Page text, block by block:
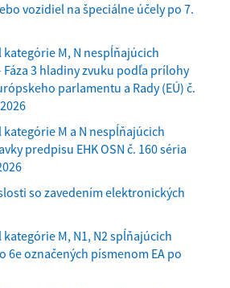
vozidiel na špeciálne účely po 7.
M, N nespĺňajúcich
3 hladiny zvuku podľa prílohy
parlamentu a Rady (EÚ) č.
M a N nespĺňajúcich
predpisu EHK OSN č. 160 séria
so zavedením elektronických
M, N1, N2 spĺňajúcich
6e označených písmenom EA po